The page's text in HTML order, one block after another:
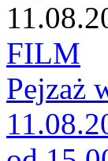
FILM
Pejzaż